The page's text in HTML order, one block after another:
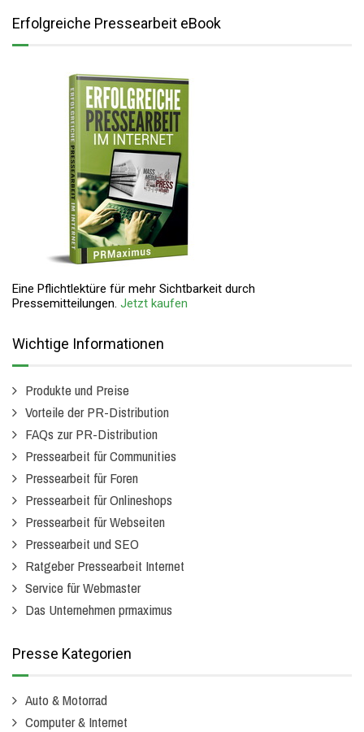
Erfolgreiche Pressearbeit eBook
Eine Pflichtlektüre für mehr Sichtbarkeit durch
Pressemitteilungen. Jetzt kaufen
Wichtige Informationen
Produkte und Preise
Vorteile der PR-Distribution
FAQs zur PR-Distribution
Pressearbeit für Communities
Pressearbeit für Foren
Pressearbeit für Onlineshops
Pressearbeit für Webseiten
Pressearbeit und SEO
Ratgeber Pressearbeit Internet
Service für Webmaster
Das Unternehmen prmaximus
Presse Kategorien
Auto & Motorrad
Computer & Internet